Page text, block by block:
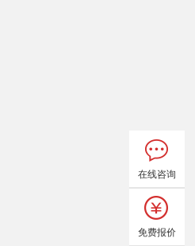
在线咨询
免费报价